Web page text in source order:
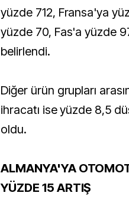
yüzde 712, Fransa'ya
yüzde 70, Fas'a yüzde
belirlendi.
Diğer ürün grupları
ihracatı ise yüzde 8,5
oldu.
ALMANYA'YA
YÜZDE 15 ARTIŞ